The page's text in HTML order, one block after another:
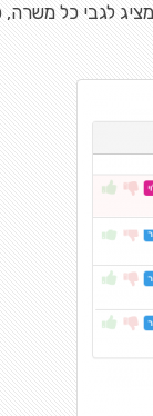
לגבי כל